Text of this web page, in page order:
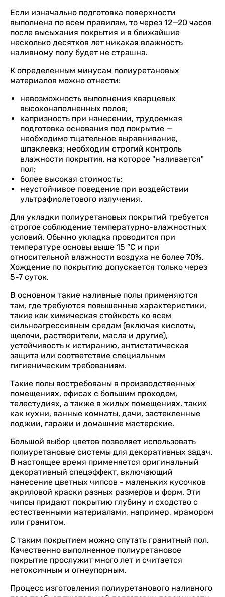
Если изначально подготовка поверхности
выполнена по всем правилам, то через 12—20 часов
после высыхания покрытия и в ближайшие
несколько десятков лет никакая влажность
наливному полу будет не страшна.
К определенным минусам полиуретановых
материалов можно отнести:
невозможность выполнения кварцевых
высоконаполненных полов;
капризность при нанесении, трудоемкая
подготовка основания под покрытие —
необходимо тщательное выравнивание,
шпаклевка; необходим строгий контроль
влажности покрытия, на которое "наливается"
пол;
более высокая стоимость;
неустойчивое поведение при воздействии
ультрафиолетового излучения.
Для укладки полиуретановых покрытий требуется
строгое соблюдение температурно-влажностных
условий. Обычно укладка проводится при
температуре основы выше 15 °С и при
относительной влажности воздуха не более 70%.
Хождение по покрытию допускается только через
5-7 суток.
В основном такие наливные полы применяются
там, где требуются повышенные характеристики,
такие как химическая стойкость ко всем
сильноагрессивным средам (включая кислоты,
щелочи, растворители, масла и другие),
устойчивость к истиранию, антистатическая
защита или соответствие специальным
гигиеническим требованиям.
Такие полы востребованы в производственных
помещениях, офисах с большим проходом,
телестудиях, а также в жилых помещениях, таких
как кухни, ванные комнаты, дачи, застекленные
лоджии, гаражи и домашние мастерские.
Большой выбор цветов позволяет использовать
полиуретановые системы для декоративных задач.
В настоящее время применяется оригинальный
декоративный спецэффект, включающий
нанесение цветных чипсов - маленьких кусочков
акриловой краски разных размеров и форм. Эти
чипсы придают покрытию глубину и сходство с
естественными материалами, например, мрамором
или гранитом.
С таким покрытием можно спутать гранитный пол.
Качественно выполненное полиуретановое
покрытие прослужит много лет и считается
нетоксичным и огнеупорным.
Процесс изготовления полиуретанового наливного